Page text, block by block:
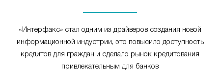
«Интерфакс» стал одним из драйверов создания новой
информационной индустрии, это повысило доступность
кредитов для граждан и сделало рынок кредитования
привлекательным для банков